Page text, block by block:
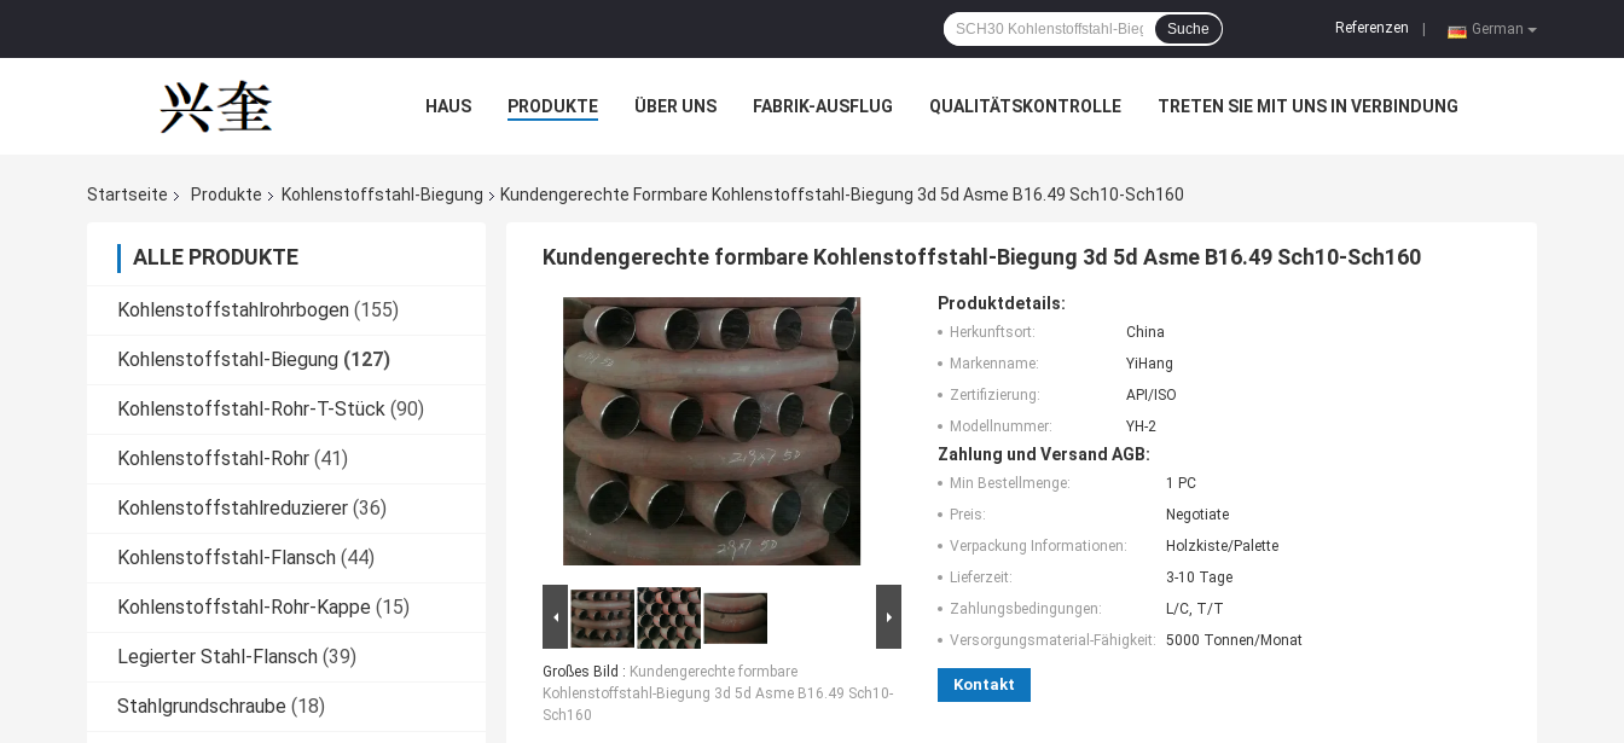
German
Referenzen
Suche
HAUS PRODUKTE ÜBER UNS FABRIK-AUSFLUG QUALITÄTSKONTROLLE TRETEN SIE MIT UNS IN VERBINDUNG
Startseite
Produkte Kohlenstoffstahl-Biegung Kundengerechte Formbare Kohlenstoffstahl-Biegung 3d 5d Asme B16.49 Sch10-Sch160
ALLE PRODUKTE
Kohlenstoffstahlrohrbogen (155)
Kohlenstoffstahl-Biegung (127)
Kohlenstoffstahl-Rohr-T-Stück (90)
Kohlenstoffstahl-Rohr (41)
Kohlenstoffstahlreduzierer (36)
Kohlenstoffstahl-Flansch (44)
Kohlenstoffstahl-Rohr-Kappe (15)
Legierter Stahl-Flansch (39)
Stahlgrundschraube (18)
Kundengerechte formbare Kohlenstoffstahl-Biegung 3d 5d Asme B16.49 Sch10-Sch160
Großes Bild : Kundengerechte formbare
Kohlenstoffstahl-Biegung 3d 5d Asme B16.49 Sch10-
Sch160
Produktdetails:
Herkunftsort:
China
Markenname:
YiHang
Zertifizierung:
API/ISO
Modellnummer:
YH-2
Zahlung und Versand AGB:
Min Bestellmenge:
1 PC
Preis:
Negotiate
Verpackung Informationen:
Holzkiste/Palette
Lieferzeit:
3-10 Tage
Zahlungsbedingungen:
L/C, T/T
Versorgungsmaterial-Fähigkeit:
5000 Tonnen/Monat
Kontakt